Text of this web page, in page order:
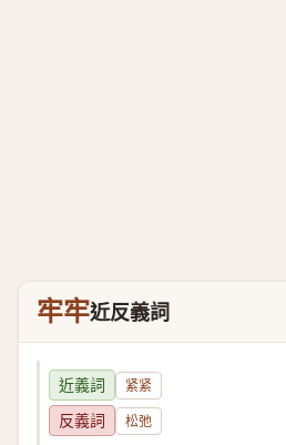
牢牢近反義詞
近義詞 紧紧
反義詞 松弛